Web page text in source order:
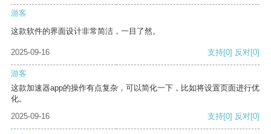
游客
这款软件的界面设计非常简洁，一目了然。
2025-09-16 支持[0] 反对[0]
游客
这款加速器app的操作有点复杂，可以简化一下，比如将设置页面进行优
化。
2025-09-16
支持[0] 反对[0]